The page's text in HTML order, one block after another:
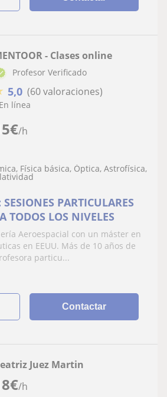
€/h
- Clases online
Profesor Verificado
5,0 (60 valoraciones)
En línea
Física básica, Óptica, Astrofísica,
PARTICULARES
TODOS LOS NIVELES
Aeroespacial con un máster en
en EEUU. Más de 10 años de
particu...
Contactar
€/h
Juez Martin